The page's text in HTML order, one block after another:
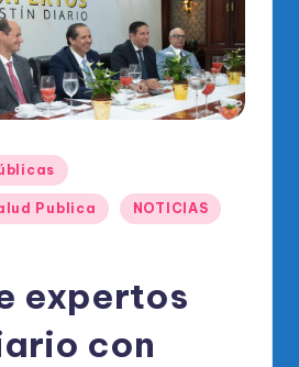
Publica NOTICIAS
expertos
con